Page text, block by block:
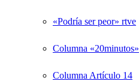
«Podría ser peor» rtve
Columna «20minutos»
Columna Artículo 14